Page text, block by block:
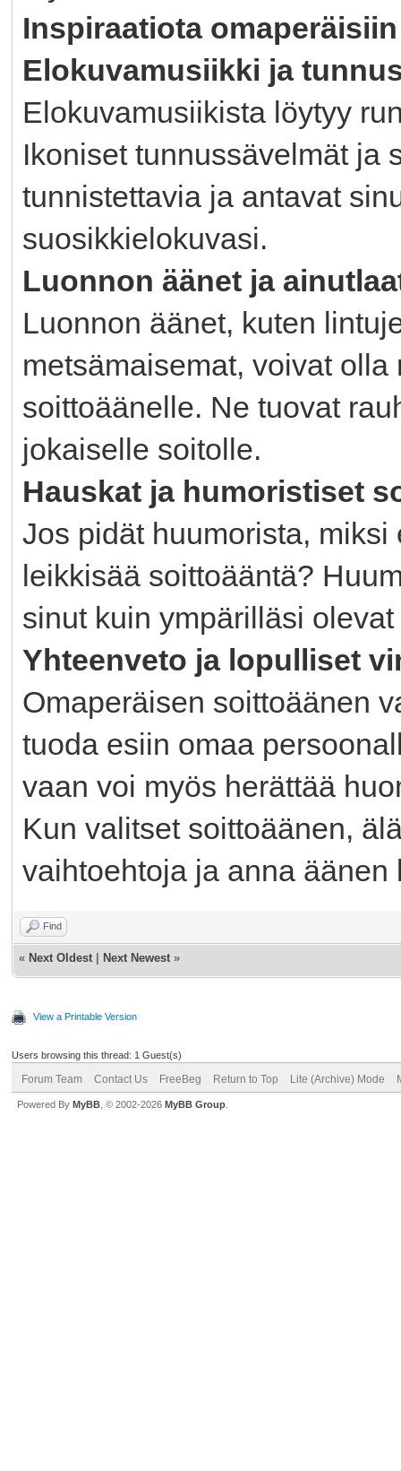
Inspiraatiota
Elokuvamusiikki ja
Elokuvamusiikista löytyy
Ikoniset tunnussävelmät ja
tunnistettavia ja antavat
suosikkielokuvasi.
Luonnon äänet ja
Luonnon äänet, kuten
metsämaisemat, voivat
soittoäänelle. Ne tuovat
jokaiselle soitolle.
Hauskat ja humoristiset
Jos pidät huumorista,
leikkisää soittoääntä?
sinut kuin ympärilläsi
Yhteenveto ja lopulliset
Omaperäisen soittoäänen
tuoda esiin omaa
vaan voi myös herättää
Kun valitset soittoäänen,
vaihtoehtoja ja anna
Find
« Next Oldest Next Newest »
View a Printable Version
Users browsing this thread: 1 Guest(s)
Forum Team Contact Us FreeBeg Return to Top Lite (Archive) Mode
Powered By MyBB , © 2002-2026 MyBB Group